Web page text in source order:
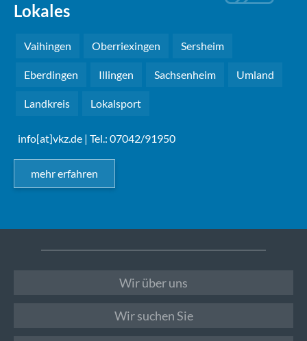
Lokales
Vaihingen Oberriexingen Sersheim
Eberdingen Illingen Sachsenheim Umland
Landkreis Lokalsport
info[at]vkz.de | Tel.: 07042/91950
mehr erfahren
Wir über uns
Wir suchen Sie